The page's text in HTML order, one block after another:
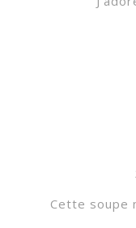
Cette soupe